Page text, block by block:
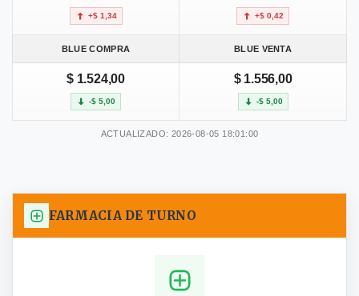
+$ 1,34 +$ 0,42
BLUE COMPRA BLUE VENTA
$ 1.524,00
-$ 5,00
$ 1.556,00
-$ 5,00
ACTUALIZADO: 2026-08-05 18:01:00
FARMACIA DE TURNO